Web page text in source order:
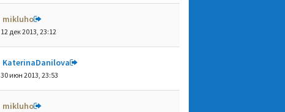
mikluho
12 дек 2013, 23:12
KaterinaDanilova
30 июн 2013, 23:53
mikluho